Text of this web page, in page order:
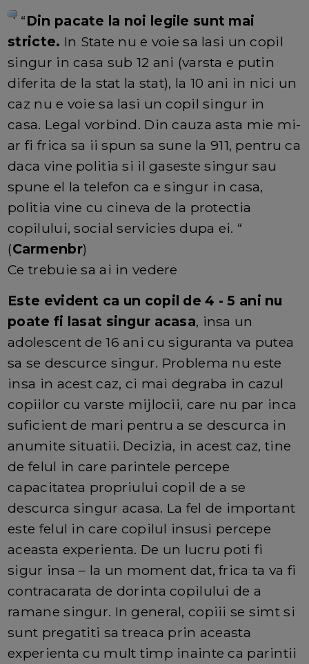
“Din pacate la noi legile sunt mai
stricte. In State nu e voie sa lasi un copil
singur in casa sub 12 ani (varsta e putin
diferita de la stat la stat), la 10 ani in nici un
caz nu e voie sa lasi un copil singur in
casa. Legal vorbind. Din cauza asta mie mi-
ar fi frica sa ii spun sa sune la 911, pentru ca
daca vine politia si il gaseste singur sau
spune el la telefon ca e singur in casa,
politia vine cu cineva de la protectia
copilului, social servicies dupa ei. “
(Carmenbr)
Ce trebuie sa ai in vedere
Este evident ca un copil de 4 - 5 ani nu
poate fi lasat singur acasa, insa un
adolescent de 16 ani cu siguranta va putea
sa se descurce singur. Problema nu este
insa in acest caz, ci mai degraba in cazul
copiilor cu varste mijlocii, care nu par inca
suficient de mari pentru a se descurca in
anumite situatii. Decizia, in acest caz, tine
de felul in care parintele percepe
capacitatea propriului copil de a se
descurca singur acasa. La fel de important
este felul in care copilul insusi percepe
aceasta experienta. De un lucru poti fi
sigur insa – la un moment dat, frica ta va fi
contracarata de dorinta copilului de a
ramane singur. In general, copiii se simt si
sunt pregatiti sa treaca prin aceasta
experienta cu mult timp inainte ca parintii